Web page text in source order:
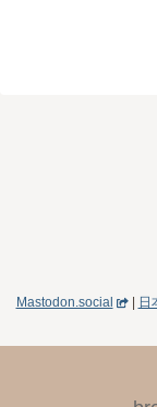
Mastodon.social | 日